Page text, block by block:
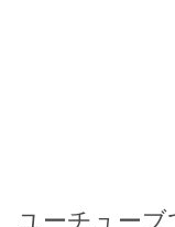
ユーチュー